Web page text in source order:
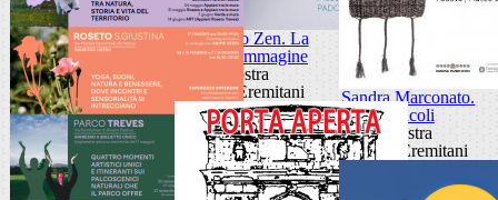
Giancarlo Zen. La
luce fa l'immagine
Mostra
Museo Eremitani
Sandra Marconato.
Oracoli
Mostra
Museo Eremitani